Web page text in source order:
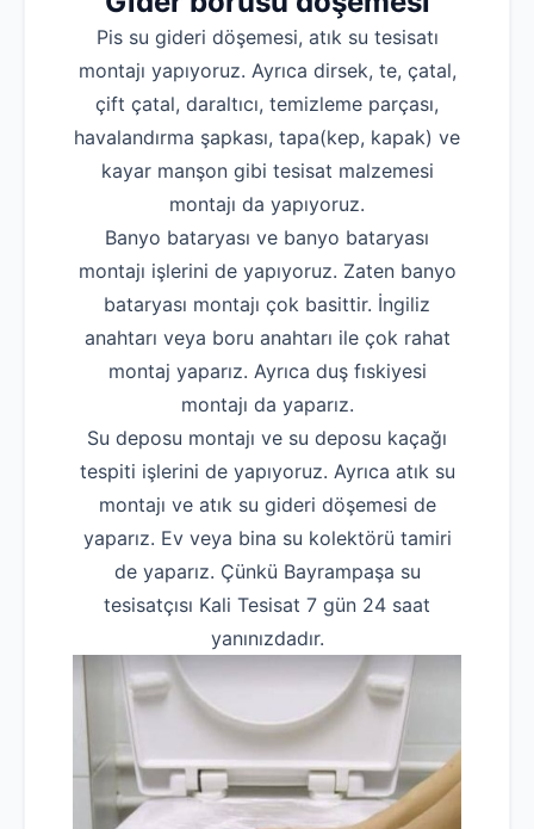
Robotla Tıkanıklık Açma
Su Kaçağı Tespiti
Profesyonel Petek Temizliği
Uzmana Sor
Hakkımızda
İletişim
Pis su gideri döşemesi, atık su tesisatı
montajı yapıyoruz. Ayrıca dirsek, te, çatal,
çift çatal, daraltıcı, temizleme parçası,
havalandırma şapkası, tapa(kep, kapak) ve
kayar manşon gibi tesisat malzemesi
montajı da yapıyoruz.
Banyo bataryası ve banyo bataryası
montajı işlerini de yapıyoruz. Zaten banyo
bataryası montajı çok basittir. İngiliz
anahtarı veya boru anahtarı ile çok rahat
montaj yaparız. Ayrıca duş fıskiyesi
montajı da yaparız.
Su deposu montajı ve su deposu kaçağı
tespiti işlerini de yapıyoruz. Ayrıca atık su
montajı ve atık su gideri döşemesi de
yaparız. Ev veya bina su kolektörü tamiri
de yaparız. Çünkü Bayrampaşa su
tesisatçısı Kali Tesisat 7 gün 24 saat
yanınızdadır.